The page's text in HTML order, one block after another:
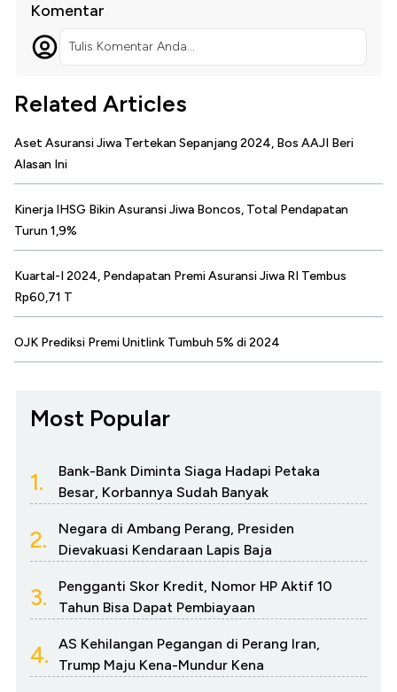
Komentar
Tulis Komentar Anda...
Related Articles
Aset Asuransi Jiwa Tertekan Sepanjang 2024, Bos AAJI Beri
Alasan Ini
Kinerja IHSG Bikin Asuransi Jiwa Boncos, Total Pendapatan
Turun 1,9%
Kuartal-I 2024, Pendapatan Premi Asuransi Jiwa RI Tembus
Rp60,71 T
OJK Prediksi Premi Unitlink Tumbuh 5% di 2024
Most Popular
1.
Bank-Bank Diminta Siaga Hadapi Petaka
Besar, Korbannya Sudah Banyak
2.
Negara di Ambang Perang, Presiden
Dievakuasi Kendaraan Lapis Baja
3.
Pengganti Skor Kredit, Nomor HP Aktif 10
Tahun Bisa Dapat Pembiayaan
4.
AS Kehilangan Pegangan di Perang Iran,
Trump Maju Kena-Mundur Kena